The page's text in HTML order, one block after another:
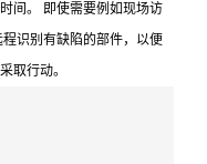
间。 即使需要例如现场访
识别有缺陷的部件，以便
取行动。